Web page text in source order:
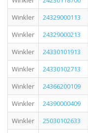
Winkler
24329000113
Winkler
24329000213
Winkler
24330101913
Winkler
24330102713
Winkler
24366200109
Winkler
24390000409
Winkler
25030102633